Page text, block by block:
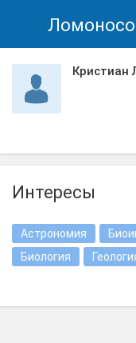
Кристиан
Интересы
Астрономия
Биология